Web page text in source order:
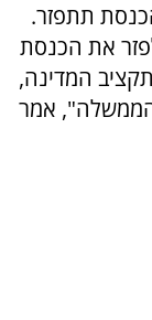
תתפזר.
את הכנסת
המדינה,
הממשלה", אמר